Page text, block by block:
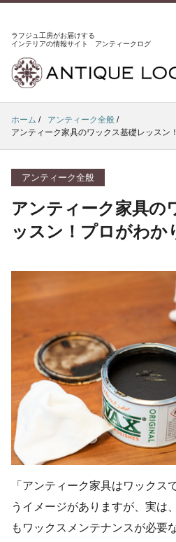
ラフジュ工房がお届けする
インテリアの情報サイト アンティークログ
ホーム / アンティーク全般 /
アンティーク家具のワックス基礎レッスン
アンティーク全般
アンティーク家具の
ッスン！プロがわか
「アンティーク家具はワックス
うイメージがありますが、実は
もワックスメンテナンスが必要